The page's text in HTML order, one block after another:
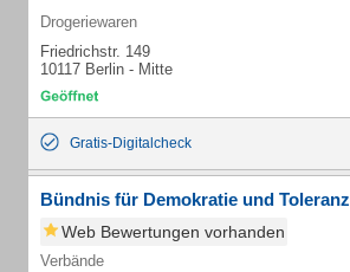
Drogeriewaren
Friedrichstr. 149
10117 Berlin - Mitte
Gratis-Digitalcheck
Bündnis für Demokratie und Toleranz
Web Bewertungen vorhanden
Verbände